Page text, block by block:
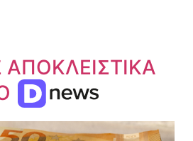
ΑΠΟΚΛΕΙΣΤΙΚΑ